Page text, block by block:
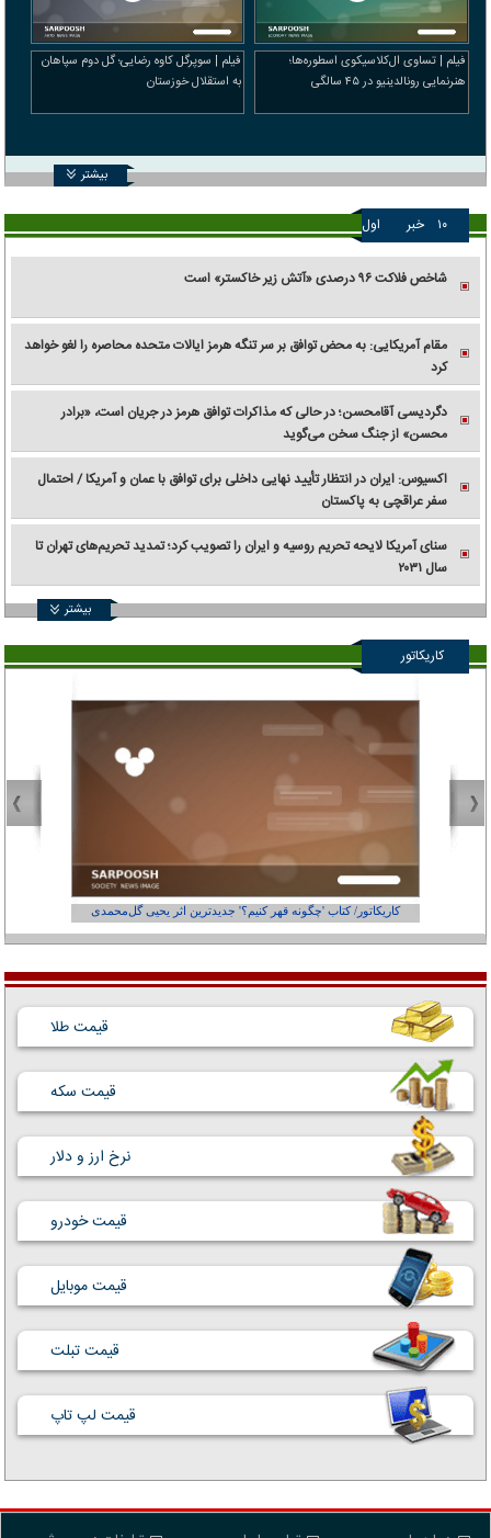
فیلم | تساوی ال‌کلاسیکوی اسطوره‌ها؛
هنرنمایی رونالدینیو در ۴۵ سالگی
فیلم | سوپرگل کاوه رضایی؛ گل دوم سپاهان
به استقلال خوزستان
بیشتر
۱۰ خبر اول
شاخص فلاکت ۹۶ درصدی «آتش زیر خاکستر» است
مقام آمریکایی: به محض توافق بر سر تنگه هرمز ایالات متحده محاصره را لغو خواهد
کرد
دگردیسی آقامحسن؛ در حالی که مذاکرات توافق هرمز در جریان است، «برادر
محسن» از جنگ سخن می‌گوید
اکسیوس: ایران در انتظار تأیید نهایی داخلی برای توافق با عمان و آمریکا / احتمال
سفر عراقچی به پاکستان
سنای آمریکا لایحه تحریم روسیه و ایران را تصویب کرد؛ تمدید تحریم‌های تهران تا
سال ۲۰۳۱
بیشتر
کاریکاتور
کاریکاتور/ کتاب 'چگونه قهر کنیم؟' جدیدترین اثر یحیی گل‌محمدی
قیمت طلا
قیمت سکه
نرخ ارز و دلار
قیمت خودرو
قیمت موبایل
قیمت تبلت
قیمت لپ تاپ